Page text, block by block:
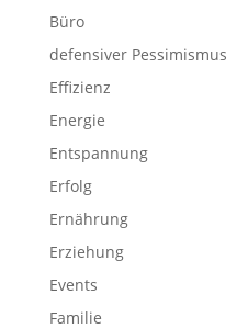
Büro
defensiver Pessimismus
Effizienz
Energie
Entspannung
Erfolg
Ernährung
Erziehung
Events
Familie